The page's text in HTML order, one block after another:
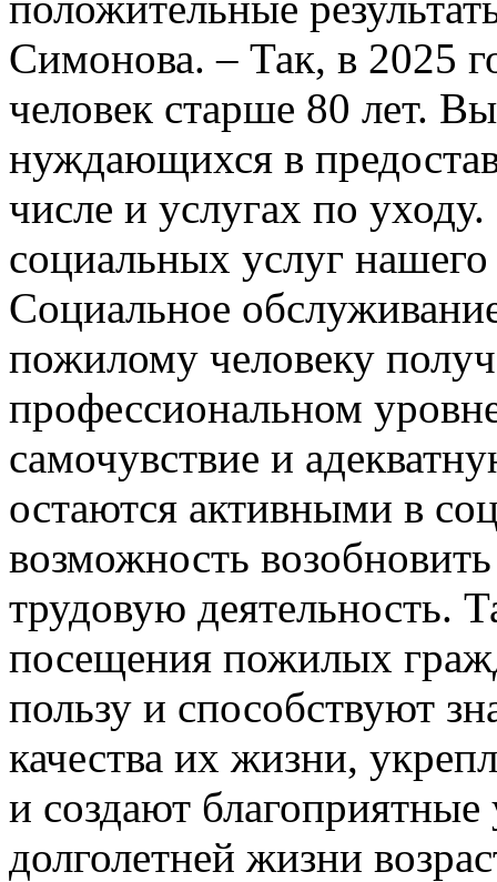
Симонова. – Так, в 2025
человек старше 80 лет.
нуждающихся в
числе и услугах по
социальных услуг
Социальное
пожилому человеку
профессиональном
самочувствие и
остаются активными в
возможность
трудовую деятельность.
посещения пожилых
пользу и способствуют
качества их жизни,
и создают
долголетней жизни